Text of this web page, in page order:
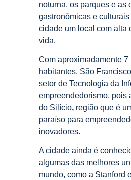
noturna, os parques e as
gastronômicas e
cidade um local com alta
vida.
Com aproximadamente 7
habitantes, São
setor de Tecnologia da
empreendedorismo, pois
do Silício, região que é
paraíso para
inovadores.
A cidade ainda é
algumas das melhores
mundo, como a Stanford